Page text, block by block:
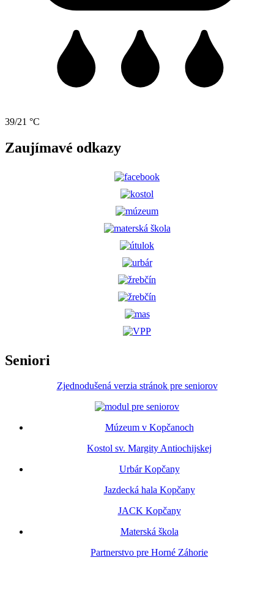
39/21 °C
Zaujímavé odkazy
Seniori
Zjednodušená verzia stránok pre seniorov
Múzeum v Kopčanoch
Kostol sv. Margity Antiochijskej
Urbár Kopčany
Jazdecká hala Kopčany
JACK Kopčany
Materská škola
Partnerstvo pre Horné Záhorie